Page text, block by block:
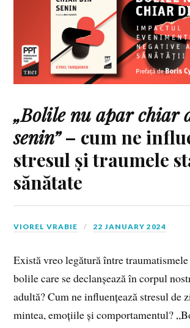
„Bolile nu apar chiar
senin”– cum ne
stresul și traumele
sănătate
VIOREL VRABIE 22 JANUARY 2024
Există vreo legătură între
bolile care se declanșează în corpul
adultă? Cum ne influențează stresul de
mintea, emoțiile și comportamentul?